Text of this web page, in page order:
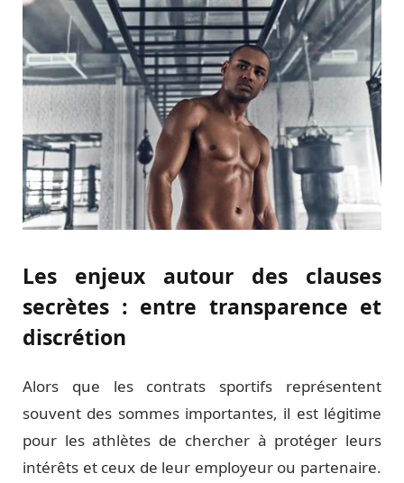
Les enjeux autour des clauses
secrètes : entre transparence et
discrétion
Alors que les contrats sportifs représentent
souvent des sommes importantes, il est légitime
pour les athlètes de chercher à protéger leurs
intérêts et ceux de leur employeur ou partenaire.